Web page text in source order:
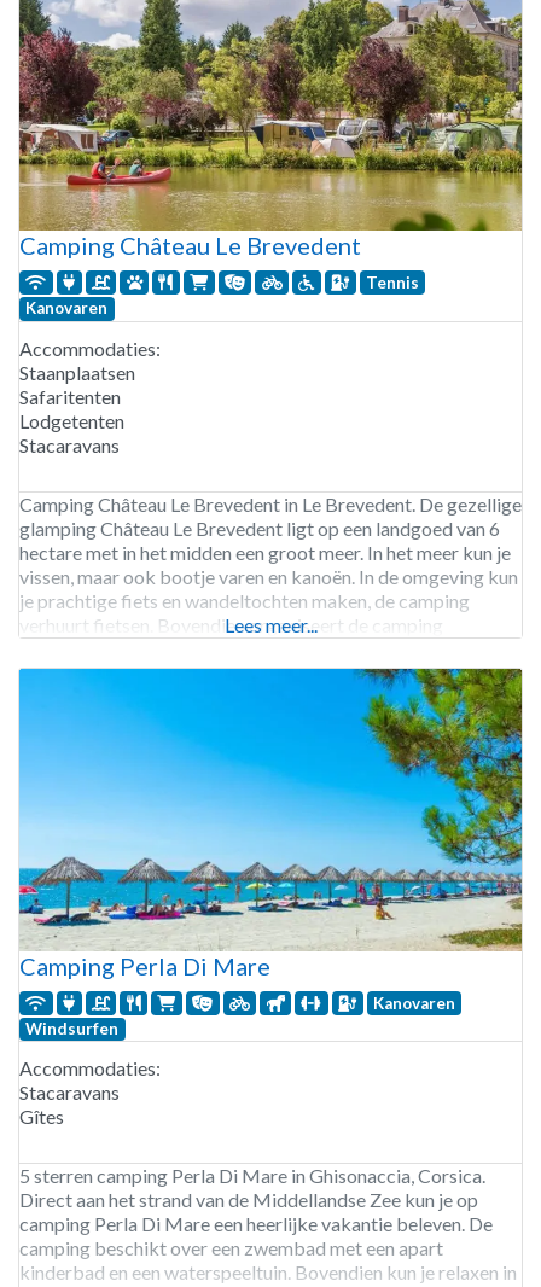
Camping Château Le Brevedent
Tennis
Kanovaren
Accommodaties:
Staanplaatsen
Safaritenten
Lodgetenten
Stacaravans
Camping Château Le Brevedent in Le Brevedent. De gezellige
glamping Château Le Brevedent ligt op een landgoed van 6
hectare met in het midden een groot meer. In het meer kun je
vissen, maar ook bootje varen en kanoën. In de omgeving kun
je prachtige fiets en wandeltochten maken, de camping
verhuurt fietsen. Bovendien organiseert de camping
Lees meer...
Camping Perla Di Mare
Kanovaren
Windsurfen
Accommodaties:
Stacaravans
Gîtes
5 sterren camping Perla Di Mare in Ghisonaccia, Corsica.
Direct aan het strand van de Middellandse Zee kun je op
camping Perla Di Mare een heerlijke vakantie beleven. De
camping beschikt over een zwembad met een apart
kinderbad en een waterspeeltuin. Bovendien kun je relaxen in